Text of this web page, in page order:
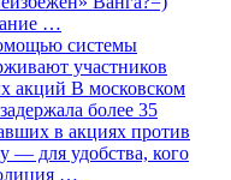
…
системы
участников
акций В московском
более 35
в акциях против
— для удобства, кого
…